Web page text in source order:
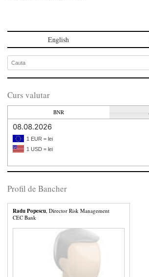
English
Curs valutar
BNR
08.08.2026
1 EUR = lei
1 USD = lei
Profil de Bancher
Radu Popescu , Director Risk Management
CEC Bank